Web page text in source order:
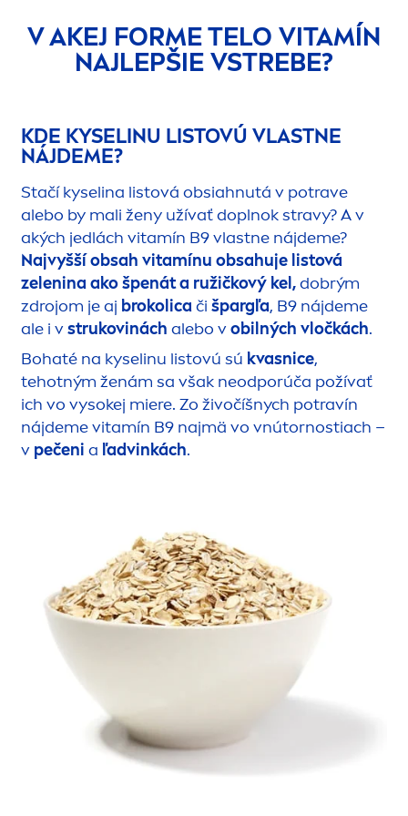
V AKEJ FORME TELO VITAMÍN
NAJLEPŠIE VSTREBE?
KDE KYSELINU LISTOVÚ VLASTNE
NÁJDEME?
Stačí kyselina listová obsiahnutá v potrave
alebo by mali ženy užívať doplnok stravy? A v
akých jedlách vitamín B9 vlastne nájdeme?
Najvyšší obsah vitamínu obsahuje listová
zelenina ako špenát a ružičkový kel,dobrým
zdrojom je aj brokolicači špargľa, B9 nájdeme
ale i vstrukovinách alebo vobilných vločkách.
Bohaté na kyselinu listovú sú kvasnice,
tehotným ženám sa však neodporúča požívať
ich vo vysokej miere. Zo živočíšnych potravín
nájdeme vitamín B9 najmä vo vnútornostiach –
v pečeni a ľadvinkách.